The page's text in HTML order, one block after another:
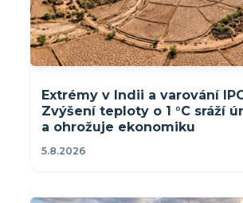
Extrémy v Indii a varování
Zvýšení teploty o 1 °C sráží
a ohrožuje ekonomiku
5.8.2026